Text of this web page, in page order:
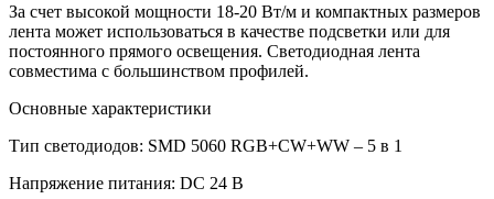
За счет высокой мощности 18-20 Вт/м и компактных размеров
лента может использоваться в качестве подсветки или для
постоянного прямого освещения. Светодиодная лента
совместима с большинством профилей.
Основные характеристики
Тип светодиодов: SMD 5060 RGB+CW+WW – 5 в 1
Напряжение питания: DC 24 В